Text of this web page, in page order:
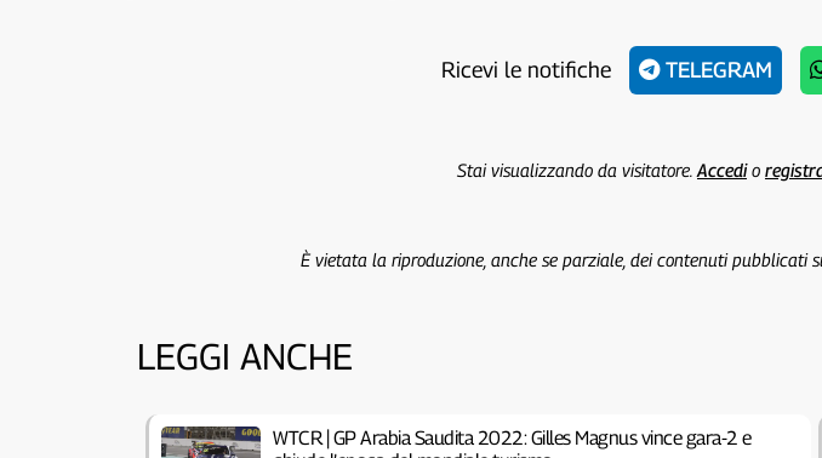
Ricevi le notifiche TELEGRAM
Stai visualizzando da visitatore. Accedio
È vietata la riproduzione, anche se parziale, dei contenuti
LEGGI ANCHE
WTCR | GP Arabia Saudita 2022: Gilles Magnus vince gara-2 e